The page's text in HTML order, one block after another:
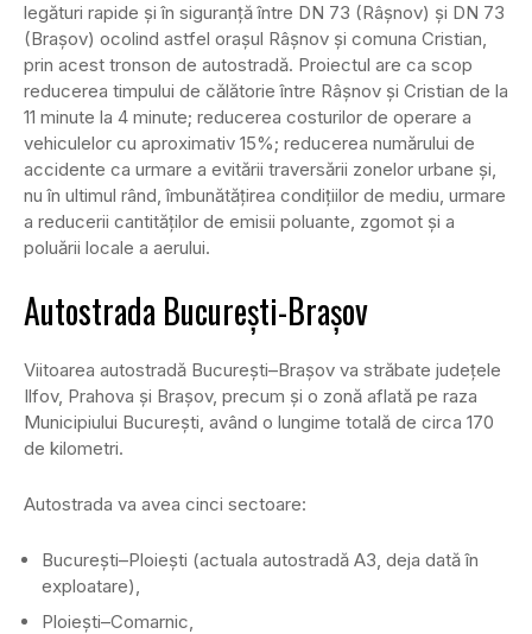
legături rapide şi în siguranţă între DN 73 (Râşnov) şi DN 73
(Braşov) ocolind astfel oraşul Râşnov şi comuna Cristian,
prin acest tronson de autostradă. Proiectul are ca scop
reducerea timpului de călătorie între Râşnov şi Cristian de la
11 minute la 4 minute; reducerea costurilor de operare a
vehiculelor cu aproximativ 15%; reducerea numărului de
accidente ca urmare a evitării traversării zonelor urbane şi,
nu în ultimul rând, îmbunătăţirea condiţiilor de mediu, urmare
a reducerii cantităţilor de emisii poluante, zgomot şi a
poluării locale a aerului.
Autostrada Bucureşti-Braşov
Viitoarea autostradă Bucureşti–Braşov va străbate judeţele
Ilfov, Prahova şi Braşov, precum şi o zonă aflată pe raza
Municipiului Bucureşti, având o lungime totală de circa 170
de kilometri.
Autostrada va avea cinci sectoare:
Bucureşti–Ploieşti (actuala autostradă A3, deja dată în
exploatare),
Ploieşti–Comarnic,